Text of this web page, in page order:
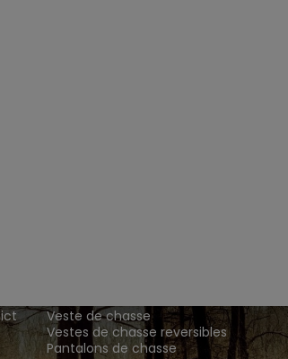
Veste de chasse
Vestes de chasse reversibles
Pantalons de chasse